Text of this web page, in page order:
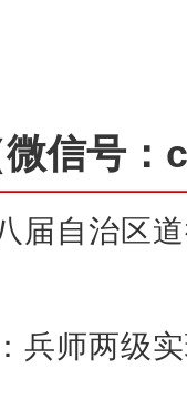
微信号
届自治区
兵师两级
安文联组织会